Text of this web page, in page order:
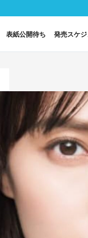
表紙公開待ち 発売スケ